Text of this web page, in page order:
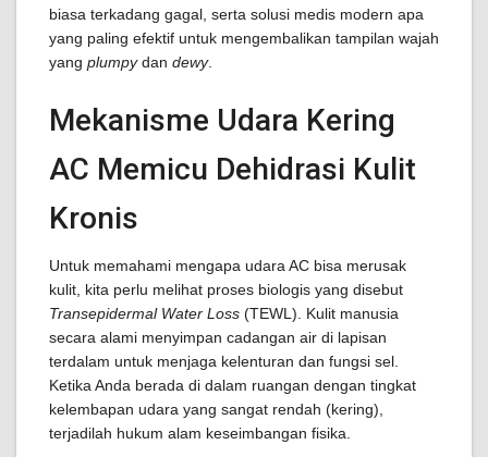
biasa terkadang gagal, serta solusi medis modern apa
yang paling efektif untuk mengembalikan tampilan wajah
yang plumpydan dewy.
Mekanisme Udara Kering
AC Memicu Dehidrasi Kulit
Kronis
Untuk memahami mengapa udara AC bisa merusak
kulit, kita perlu melihat proses biologis yang disebut
Transepidermal Water Loss (TEWL). Kulit manusia
secara alami menyimpan cadangan air di lapisan
terdalam untuk menjaga kelenturan dan fungsi sel.
Ketika Anda berada di dalam ruangan dengan tingkat
kelembapan udara yang sangat rendah (kering),
terjadilah hukum alam keseimbangan fisika.